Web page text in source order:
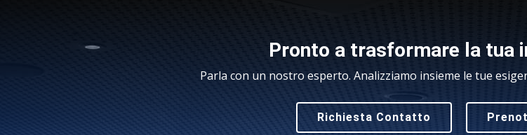
Pronto a trasformare la tua
Parla con un nostro esperto. Analizziamo insieme le tue
Richiesta Contatto